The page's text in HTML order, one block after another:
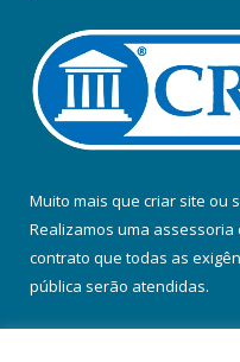
Muito mais que criar site ou
Realizamos uma assessoria
contrato que todas as
pública serão atendidas.